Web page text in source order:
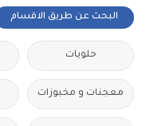
البحث عن طريق الاقسام
حلويات
معجنات و مخبوزات